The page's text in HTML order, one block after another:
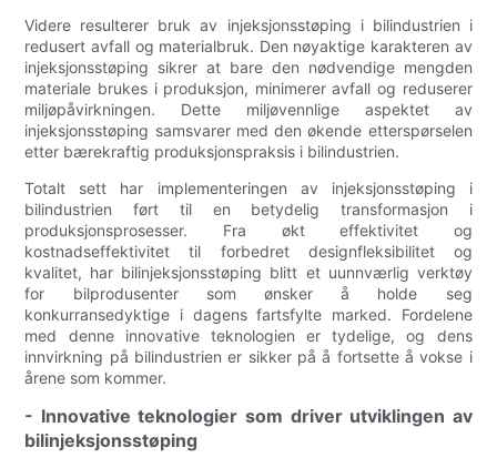
Videre resulterer bruk av injeksjonsstøping i bilindustrien i
redusert avfall og materialbruk. Den nøyaktige karakteren av
injeksjonsstøping sikrer at bare den nødvendige mengden
materiale brukes i produksjon, minimerer avfall og reduserer
miljøpåvirkningen. Dette miljøvennlige aspektet av
injeksjonsstøping samsvarer med den økende etterspørselen
etter bærekraftig produksjonspraksis i bilindustrien.
Totalt sett har implementeringen av injeksjonsstøping i
bilindustrien ført til en betydelig transformasjon i
produksjonsprosesser. Fra økt effektivitet og
kostnadseffektivitet til forbedret designfleksibilitet og
kvalitet, har bilinjeksjonsstøping blitt et uunnværlig verktøy
for bilprodusenter som ønsker å holde seg
konkurransedyktige i dagens fartsfylte marked. Fordelene
med denne innovative teknologien er tydelige, og dens
innvirkning på bilindustrien er sikker på å fortsette å vokse i
årene som kommer.
- Innovative teknologier som driver utviklingen av
bilinjeksjonsstøping